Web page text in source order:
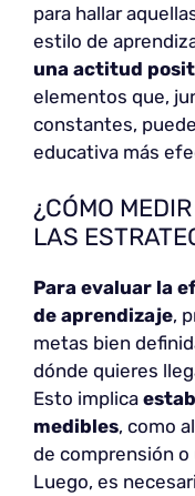
para hallar
estilo de
una actitud
elementos que,
constantes,
educativa más
¿CÓMO
LAS
Para evaluar la
de aprendizaje,
metas bien
dónde quieres
Esto implica
medibles, como
de comprensión
Luego, es